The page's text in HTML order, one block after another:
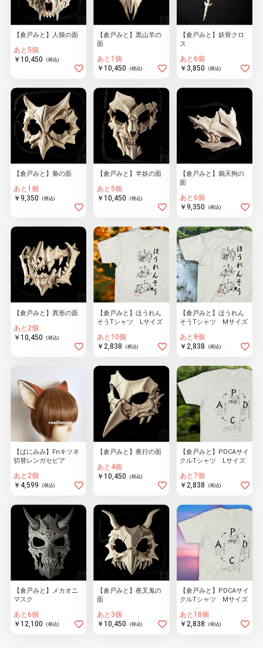
【倉戸みと】人狼の面
あと5個
￥10,450
(税込)
【倉戸みと】黒山羊の
面
あと1個
￥10,450
(税込)
【倉戸みと】妖骨クロ
ス
あと6個
￥3,850
(税込)
【倉戸みと】梟の面
あと1個
￥9,350
(税込)
【倉戸みと】半妖の面
あと5個
￥10,450
(税込)
【倉戸みと】鴉天狗の
面
あと6個
￥9,350
(税込)
【倉戸みと】異形の面
あと2個
￥10,450
(税込)
【倉戸みと】ほうれん
そうTシャツ Lサイズ
あと10個
￥2,838
(税込)
【倉戸みと】ほうれん
そうTシャツ Mサイズ
あと8個
￥2,838
(税込)
【ばにみみ】Fnキツネ
切替レンガセピア
あと2個
￥4,599
(税込)
【倉戸みと】夜行の面
あと4個
￥10,450
(税込)
【倉戸みと】PDCAサイ
クルTシャツ Lサイズ
あと7個
￥2,838
(税込)
【倉戸みと】メカオニ
マスク
あと6個
￥12,100
(税込)
【倉戸みと】夜叉鬼の
面
あと3個
￥10,450
(税込)
【倉戸みと】PDCAサイ
クルTシャツ Mサイズ
あと18個
￥2,838
(税込)
イラストレ
ーター
アダルトグ
ッズ